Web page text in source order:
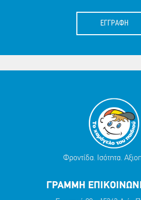
ΕΓΓΡΑΦΗ
Φροντίδα. Ισότητα.
ΓΡΑΜΜΗ